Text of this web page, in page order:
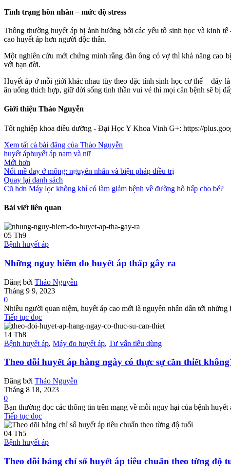
Tình trạng hôn nhân – mức độ stress
Thông thường huyết áp bị ảnh hưởng bởi các yếu tố sinh học và kinh
cao huyết áp hơn người độc thân.
Một nghiên cứu mới chứng minh rằng đàn ông có vợ thì khả năng cao
với bạn đời.
Huyết áp ở mỗi giới khác nhau tùy theo đặc tính sinh học cơ thể – đây
ăn uống thích hợp, giữ đời sống tinh thần vui vẻ thì mọi căn bệnh sẽ bị
Giới thiệu Thảo Nguyễn
Tốt nghiệp khoa điều dưỡng - Đại Học Y Khoa Vinh G+: https://
Xem tất cả bài đăng của Thảo Nguyễn
huyết áphuyết áp nam và nữ
Mới hơn
Nổi mề đay ở mông: nguyên nhân và biện pháp điều trị
Quay lại danh sách
Cũ hơn Máy lọc không khí có làm giảm bệnh về đường hô hấp cho bé?
Bài viết liên quan
05 Th9
Bệnh huyết áp
Những nguy hiểm do huyết áp thấp gây ra
Đăng bởi Thảo Nguyễn
Tháng 9 9, 2023
0
Nhiều người quan niệm, huyết áp cao mới là nguyên nhân dẫn tới
Tiếp tục đọc
14 Th8
Bệnh huyết áp, Máy đo huyết áp, Tư vấn tiêu dùng
Theo dõi huyết áp hàng ngày có thực sự cần thiết
Đăng bởi Thảo Nguyễn
Tháng 8 18, 2023
0
Bạn thường đọc các thông tin trên mạng về mỗi nguy hại của bệnh
Tiếp tục đọc
04 Th5
Bệnh huyết áp
Theo dõi bảng chỉ số huyết áp tiêu chuẩn theo từng độ